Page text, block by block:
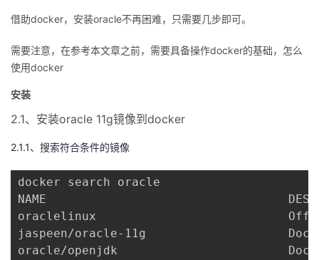
发
者
的
博
客
我
的
论
坛
我
的
圈
子
我
的
直
我
的
我
借助docker，安装oracle不再困难，只需要几步即可。
需要注意，在参考本文章之前，需要具备操作docker的基础，怎么
使用docker
安装
2.1、安装oracle 11g镜像到docker
2.1.1、搜索符合条件的镜像
docker search oracle
NAME
oraclelinux
jaspeen/oracle-11g
oracle/openjdk